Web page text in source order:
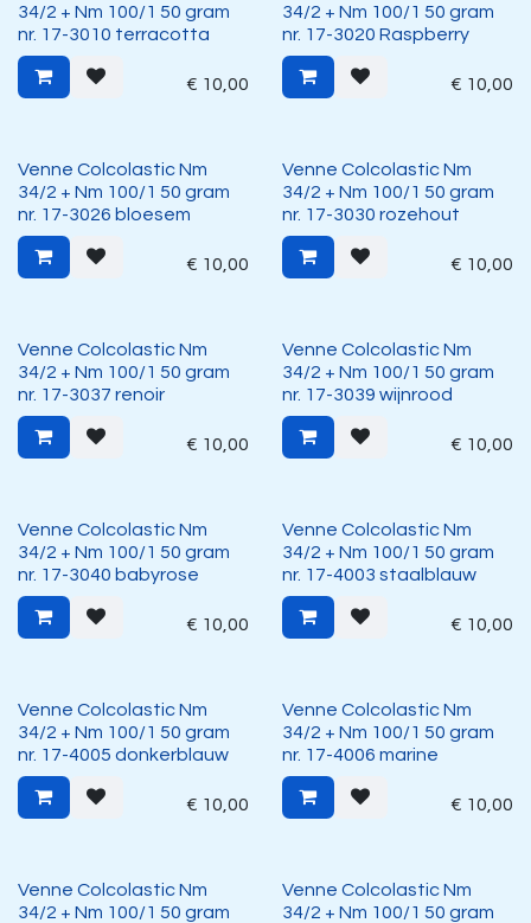
34/2 + Nm 100/1 50 gram
nr. 17-3010 terracotta
€ 10,00
34/2 + Nm 100/1 50 gram
nr. 17-3020 Raspberry
€ 10,00
Venne Colcolastic Nm
34/2 + Nm 100/1 50 gram
nr. 17-3026 bloesem
€ 10,00
Venne Colcolastic Nm
34/2 + Nm 100/1 50 gram
nr. 17-3030 rozehout
€ 10,00
Venne Colcolastic Nm
34/2 + Nm 100/1 50 gram
nr. 17-3037 renoir
€ 10,00
Venne Colcolastic Nm
34/2 + Nm 100/1 50 gram
nr. 17-3039 wijnrood
€ 10,00
Venne Colcolastic Nm
34/2 + Nm 100/1 50 gram
nr. 17-3040 babyrose
€ 10,00
Venne Colcolastic Nm
34/2 + Nm 100/1 50 gram
nr. 17-4003 staalblauw
€ 10,00
Venne Colcolastic Nm
34/2 + Nm 100/1 50 gram
nr. 17-4005 donkerblauw
€ 10,00
Venne Colcolastic Nm
34/2 + Nm 100/1 50 gram
nr. 17-4006 marine
€ 10,00
Venne Colcolastic Nm
34/2 + Nm 100/1 50 gram
Venne Colcolastic Nm
34/2 + Nm 100/1 50 gram